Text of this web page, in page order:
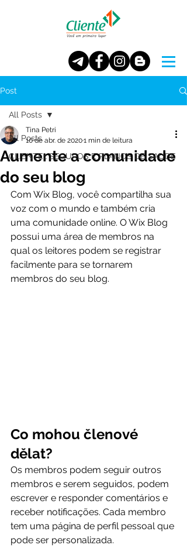
Post
All Posts
CLIENTE1 SEGUROS E PLANOS DE SAUDE
All Posts
Aumente a comunidade
do seu blog
Tina Petri
10 de abr. de 20201 min de leitura
Com Wix Blog, você compartilha sua
voz com o mundo e também cria
uma comunidade online. O Wix Blog
possui uma área de membros na
qual os leitores podem se registrar
facilmente para se tornarem
membros do seu blog.
Co mohou členové
dělat?
Os membros podem seguir outros
membros e serem seguidos, podem
escrever e responder comentários e
receber notificações. Cada membro
tem uma página de perfil pessoal que
pode ser personalizada.